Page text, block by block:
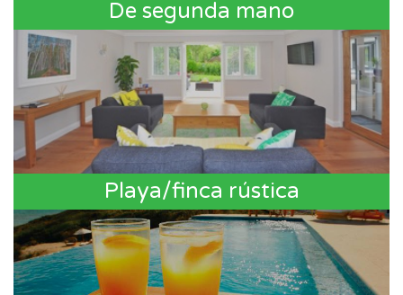
De segunda mano
Playa/finca rústica